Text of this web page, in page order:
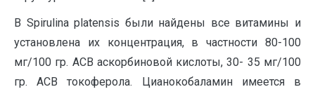
В Spirulina platensis были найдены все витамины и
установлена их концентрация, в частности 80-100
мг/100 гр. АСВ аскорбиновой кислоты, 30- 35 мг/100
гр. АСВ токоферола. Цианокобаламин имеется в